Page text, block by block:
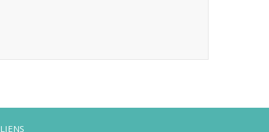
LIENS